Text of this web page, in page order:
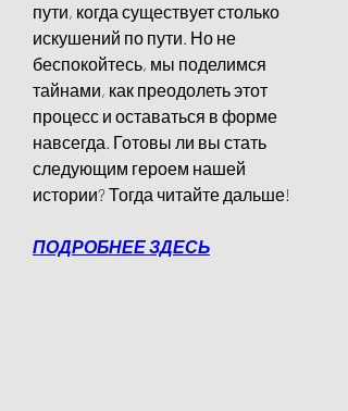
пути, когда существует столько
искушений по пути. Но не
беспокойтесь, мы поделимся
тайнами, как преодолеть этот
процесс и оставаться в форме
навсегда. Готовы ли вы стать
следующим героем нашей
истории? Тогда читайте дальше!
ПОДРОБНЕЕ ЗДЕСЬ